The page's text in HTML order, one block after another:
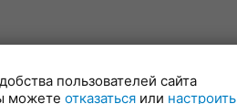
Свислочь
Скидель
пользователей сайта
можете отказаться или настроить